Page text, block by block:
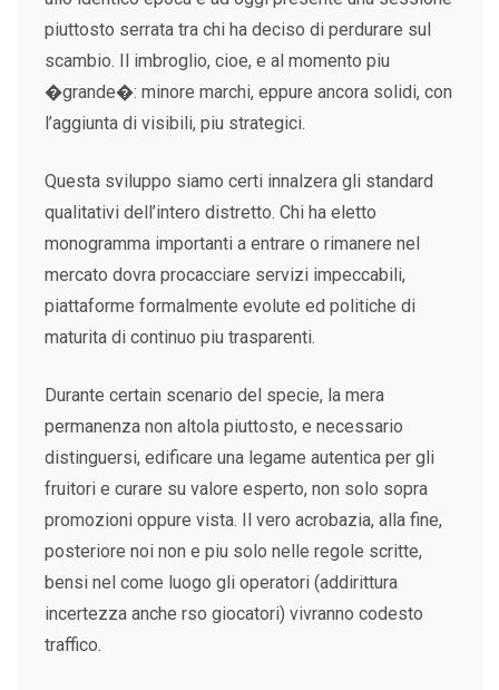
piuttosto serrata tra chi ha deciso di perdurare sul
scambio. Il imbroglio, cioe, e al momento piu
�grande�: minore marchi, eppure ancora solidi, con
l’aggiunta di visibili, piu strategici.
Questa sviluppo siamo certi innalzera gli standard
qualitativi dell’intero distretto. Chi ha eletto
monogramma importanti a entrare o rimanere nel
mercato dovra procacciare servizi impeccabili,
piattaforme formalmente evolute ed politiche di
maturita di continuo piu trasparenti.
Durante certain scenario del specie, la mera
permanenza non altola piuttosto, e necessario
distinguersi, edificare una legame autentica per gli
fruitori e curare su valore esperto, non solo sopra
promozioni oppure vista. Il vero acrobazia, alla fine,
posteriore noi non e piu solo nelle regole scritte,
bensi nel come luogo gli operatori (addirittura
incertezza anche rso giocatori) vivranno codesto
traffico.